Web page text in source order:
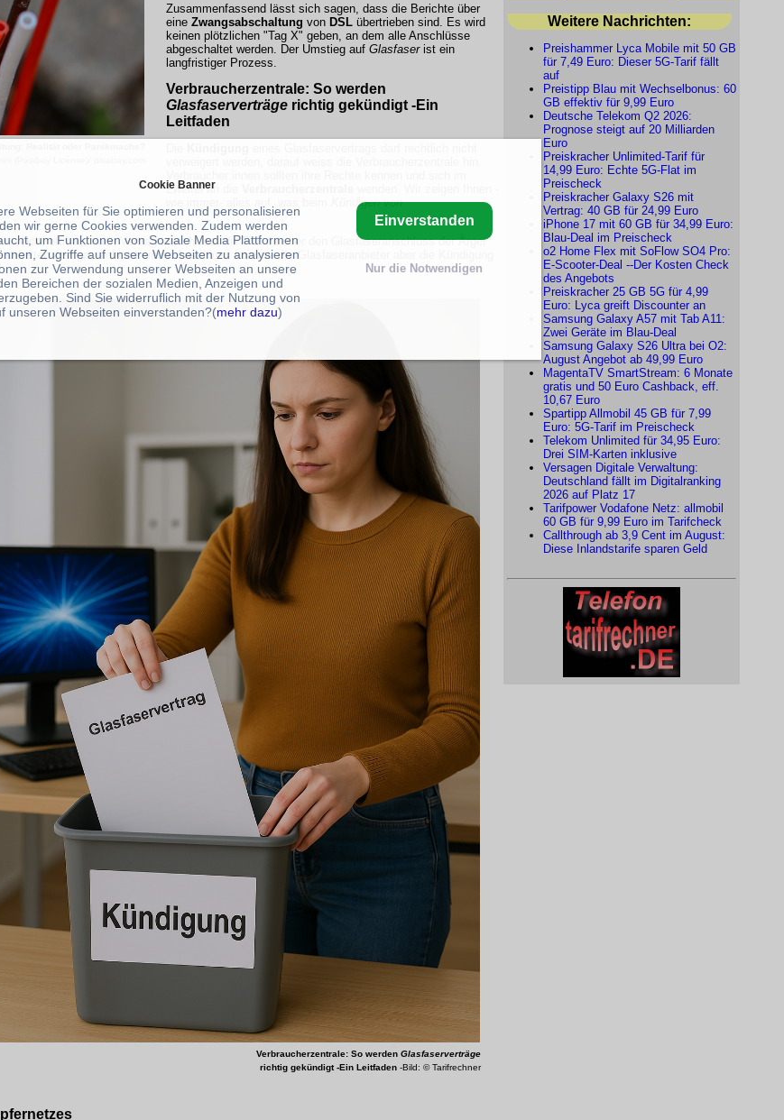
Zusammenfassend lässt sich sagen, dass die Berichte über
eine Zwangsabschaltung von DSL übertrieben sind. Es wird
keinen plötzlichen "Tag X" geben, an dem alle Anschlüsse
abgeschaltet werden. Der Umstieg auf Glasfaserist ein
langfristiger Prozess.
Verbraucherzentrale: So werden
Glasfaserverträge richtig gekündigt -Ein
Leitfaden
Zweifel an die
Kündigen von
weicht oftmals nach Vertragsabschluss, die Freude über den Glasfaseranschluss der Ärger
erst gar nicht zu einem Anschluss kommt, der Glasfaseranbieter aber die Kündigung
Verbraucherzentrale: So werden Glasfaserverträge
richtig gekündigt -Ein Leitfaden -Bild: © Tarifrechner
Weitere Nachrichten:
Preishammer Lyca Mobile mit 50 GB
für 7,49 Euro: Dieser 5G-Tarif fällt
auf
Preistipp Blau mit Wechselbonus: 60
GB effektiv für 9,99 Euro
Deutsche Telekom Q2 2026:
Prognose steigt auf 20 Milliarden
Euro
Preiskracher Unlimited-Tarif für
14,99 Euro: Echte 5G-Flat im
Preischeck
Preiskracher Galaxy S26 mit
Vertrag: 40 GB für 24,99 Euro
iPhone 17 mit 60 GB für 34,99 Euro:
Blau-Deal im Preischeck
o2 Home Flex mit SoFlow SO4 Pro:
E-Scooter-Deal --Der Kosten Check
des Angebots
Preiskracher 25 GB 5G für 4,99
Euro: Lyca greift Discounter an
Samsung Galaxy A57 mit Tab A11:
Zwei Geräte im Blau-Deal
Samsung Galaxy S26 Ultra bei O2:
August Angebot ab 49,99 Euro
MagentaTV SmartStream: 6 Monate
gratis und 50 Euro Cashback, eff.
10,67 Euro
Spartipp Allmobil 45 GB für 7,99
Euro: 5G-Tarif im Preischeck
Telekom Unlimited für 34,95 Euro:
Drei SIM-Karten inklusive
Versagen Digitale Verwaltung:
Deutschland fällt im Digitalranking
2026 auf Platz 17
Tarifpower Vodafone Netz: allmobil
60 GB für 9,99 Euro im Tarifcheck
Callthrough ab 3,9 Cent im August:
Diese Inlandstarife sparen Geld
Cookie Banner
Webseiten für Sie optimieren und personalisieren
wir gerne Cookies verwenden. Zudem werden
um Funktionen von Soziale Media Plattformen
Zugriffe auf unsere Webseiten zu analysieren
zur Verwendung unserer Webseiten an unsere
Bereichen der sozialen Medien, Anzeigen und
Sind Sie widerruflich mit der Nutzung von
unseren Webseiten einverstanden?(mehr dazu)
Einverstanden
Nur die Notwendigen